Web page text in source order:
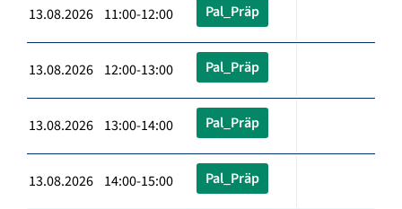
13.08.2026 11:00-12:00 Pal_Präp
13.08.2026 12:00-13:00 Pal_Präp
13.08.2026 13:00-14:00 Pal_Präp
13.08.2026 14:00-15:00 Pal_Präp